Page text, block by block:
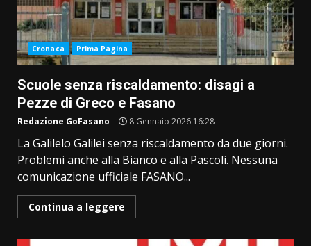
Cronaca Prima Pagina
Scuole senza riscaldamento: disagi a
Pezze di Greco e Fasano
Redazione GoFasano 8 Gennaio 2026 16:28
La Galilelo Galilei senza riscaldamento da due giorni.
Problemi anche alla Bianco e alla Pascoli. Nessuna
comunicazione ufficiale FASANO...
Continua a leggere